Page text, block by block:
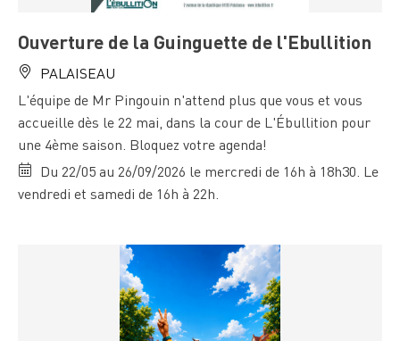
Ouverture de la Guinguette de l'Ebullition
PALAISEAU
L'équipe de Mr Pingouin n'attend plus que vous et vous
accueille dès le 22 mai, dans la cour de L'Ébullition pour
une 4ème saison. Bloquez votre agenda!
Du 22/05 au 26/09/2026 le mercredi de 16h à 18h30. Le
vendredi et samedi de 16h à 22h.